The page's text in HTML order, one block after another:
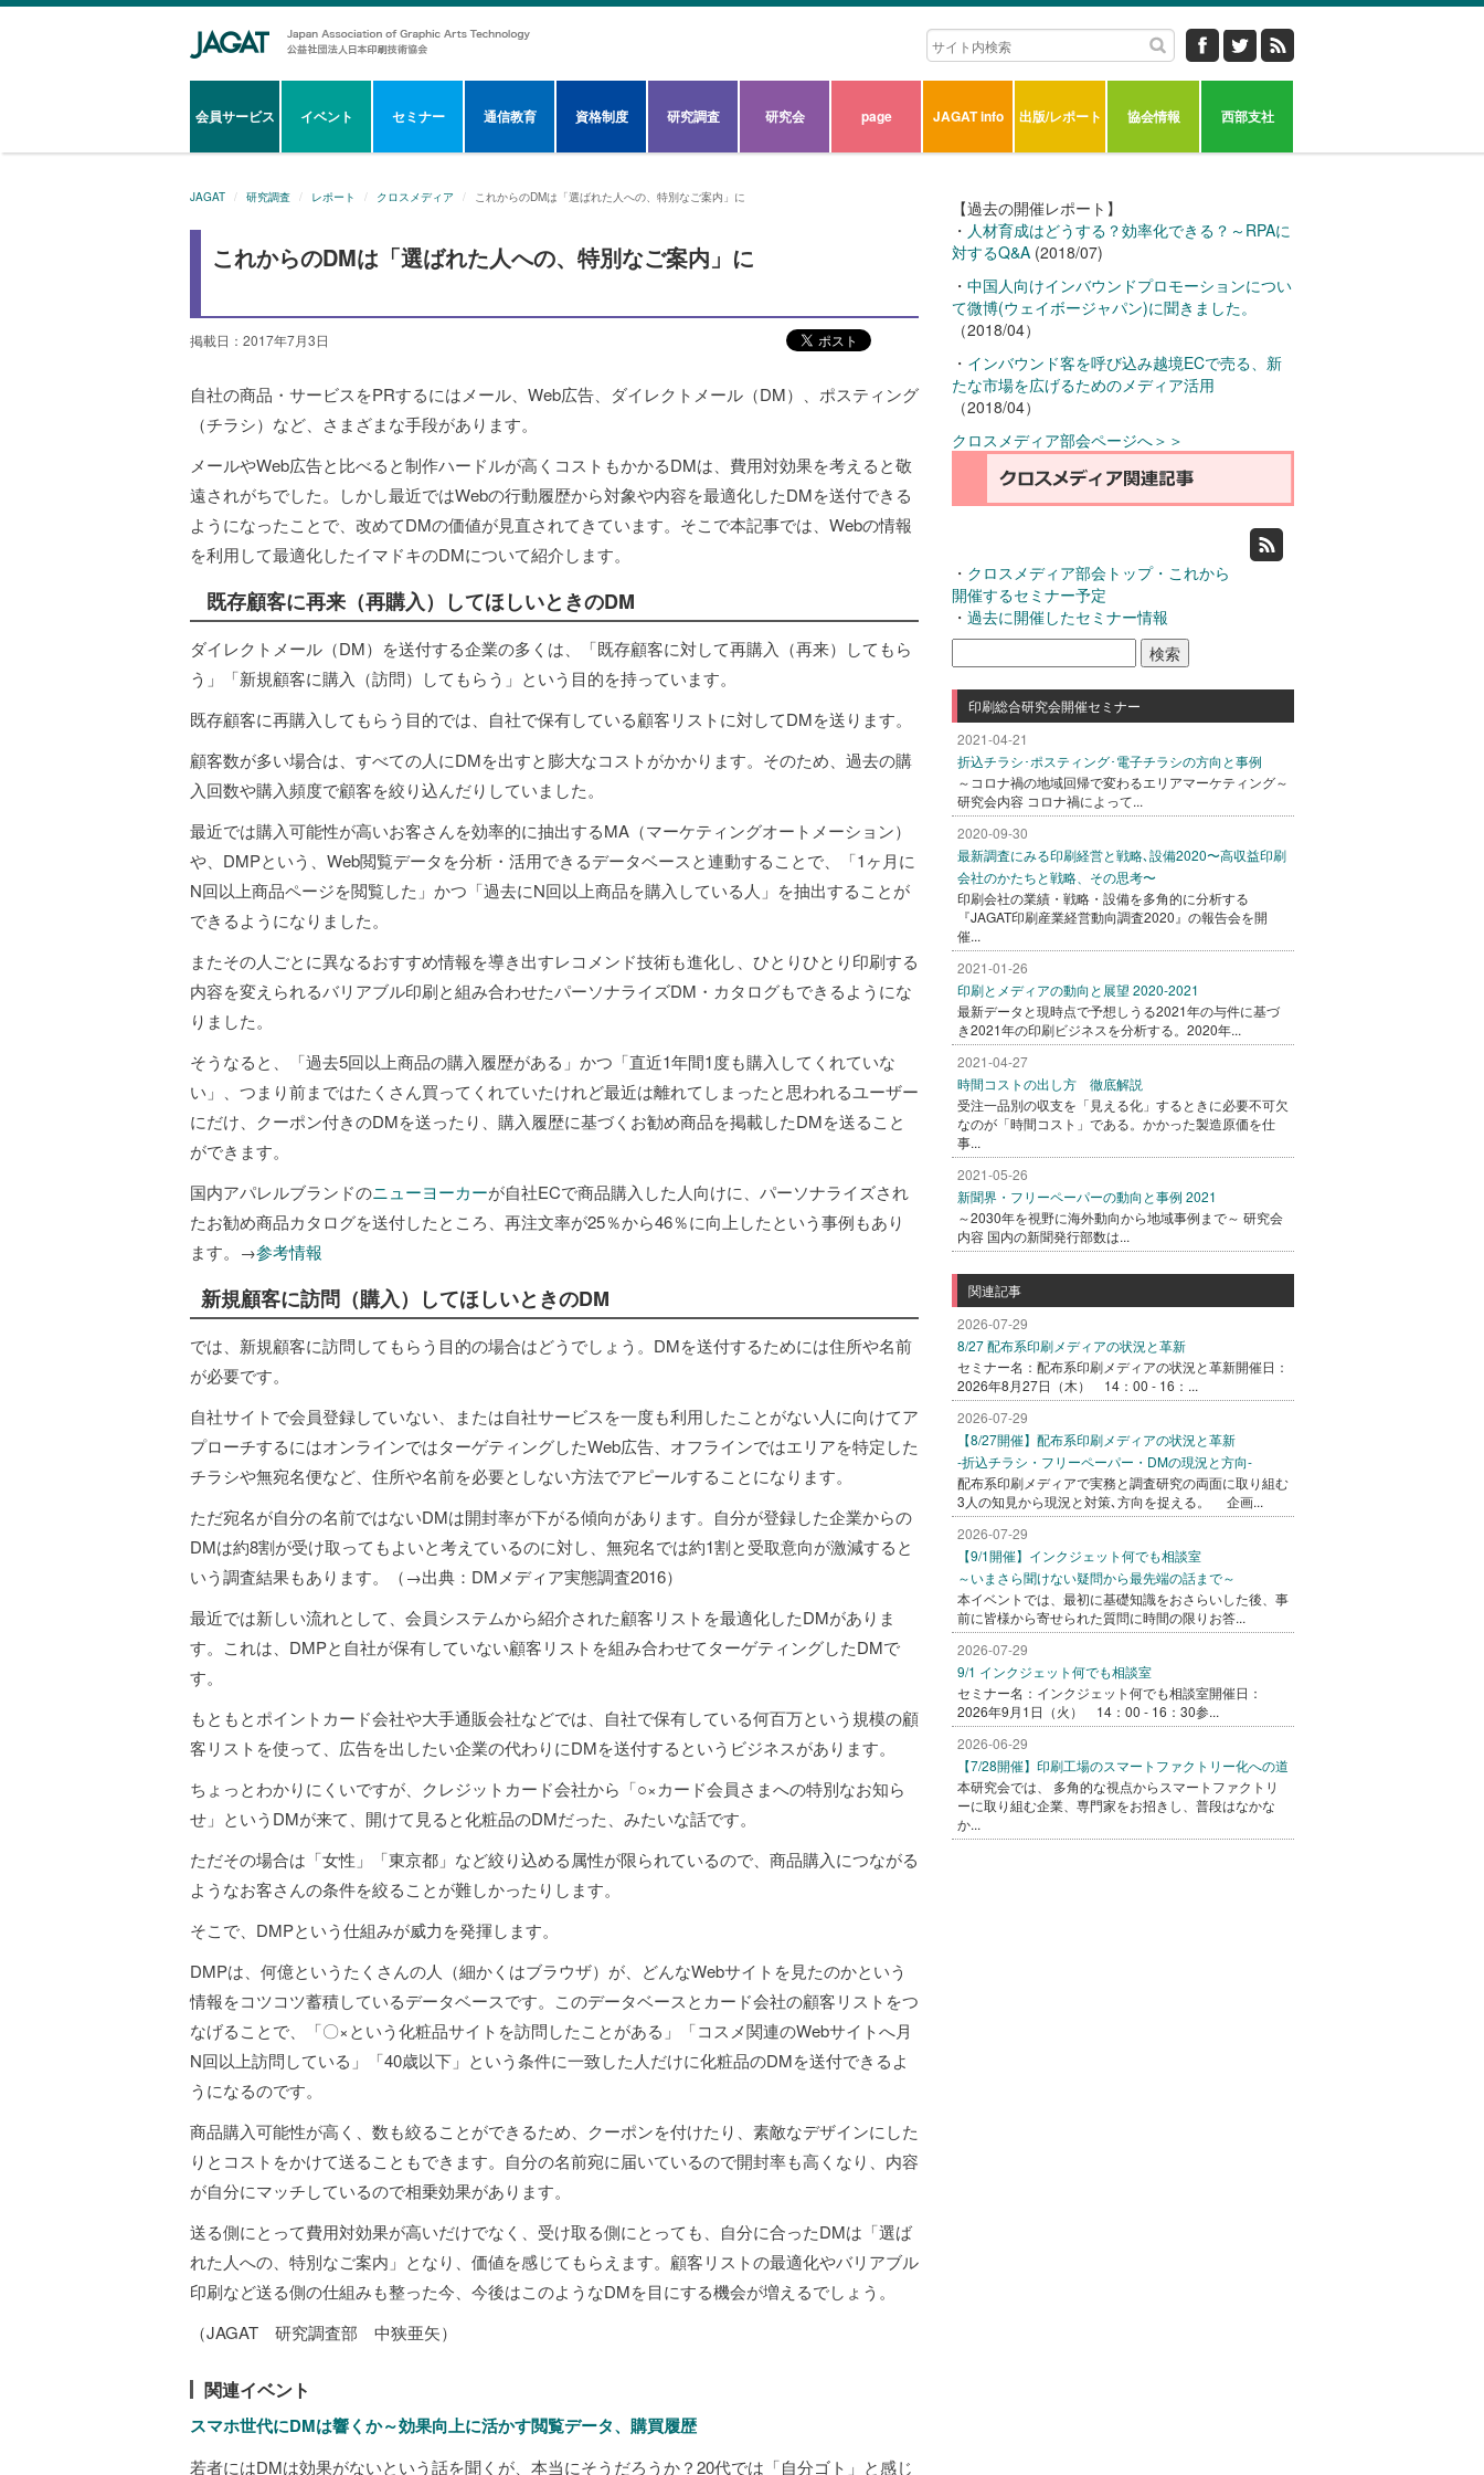
会員サービス イベント セミナー 通信教育 資格制度 研究調査 研究会 page JAGAT info 出版/レポート 協会情報 西部支社
JAGAT 研究調査 レポート クロスメディア これからのDMは「選ばれた人への、特別なご案内」に
これからのDMは「選ばれた人への、特別なご案内」に
掲載日：2017年7月3日
自社の商品・サービスをPRするにはメール、Web広告、ダイレクトメール（DM）、ポスティング
（チラシ）など、さまざまな手段があります。
メールやWeb広告と比べると制作ハードルが高くコストもかかるDMは、費用対効果を考えると敬
遠されがちでした。しかし最近ではWebの行動履歴から対象や内容を最適化したDMを送付できる
ようになったことで、改めてDMの価値が見直されてきています。そこで本記事では、Webの情報
を利用して最適化したイマドキのDMについて紹介します。
既存顧客に再来（再購入）してほしいときのDM
ダイレクトメール（DM）を送付する企業の多くは、「既存顧客に対して再購入（再来）してもら
う」「新規顧客に購入（訪問）してもらう」という目的を持っています。
既存顧客に再購入してもらう目的では、自社で保有している顧客リストに対してDMを送ります。
顧客数が多い場合は、すべての人にDMを出すと膨大なコストがかかります。そのため、過去の購
入回数や購入頻度で顧客を絞り込んだりしていました。
最近では購入可能性が高いお客さんを効率的に抽出するMA（マーケティングオートメーション）
や、DMPという、Web閲覧データを分析・活用できるデータベースと連動することで、「1ヶ月に
N回以上商品ページを閲覧した」かつ「過去にN回以上商品を購入している人」を抽出することが
できるようになりました。
またその人ごとに異なるおすすめ情報を導き出すレコメンド技術も進化し、ひとりひとり印刷する
内容を変えられるバリアブル印刷と組み合わせたパーソナライズDM・カタログもできるようにな
りました。
そうなると、「過去5回以上商品の購入履歴がある」かつ「直近1年間1度も購入してくれていな
い」、つまり前まではたくさん買ってくれていたけれど最近は離れてしまったと思われるユーザー
にだけ、クーポン付きのDMを送ったり、購入履歴に基づくお勧め商品を掲載したDMを送ること
ができます。
国内アパレルブランドのニューヨーカーが自社ECで商品購入した人向けに、パーソナライズされ
たお勧め商品カタログを送付したところ、再注文率が25％から46％に向上したという事例もあり
ます。→参考情報
新規顧客に訪問（購入）してほしいときのDM
では、新規顧客に訪問してもらう目的の場合はどうでしょう。DMを送付するためには住所や名前
が必要です。
自社サイトで会員登録していない、または自社サービスを一度も利用したことがない人に向けてア
プローチするにはオンラインではターゲティングしたWeb広告、オフラインではエリアを特定した
チラシや無宛名便など、住所や名前を必要としない方法でアピールすることになります。
ただ宛名が自分の名前ではないDMは開封率が下がる傾向があります。自分が登録した企業からの
DMは約8割が受け取ってもよいと考えているのに対し、無宛名では約1割と受取意向が激減すると
いう調査結果もあります。（→出典：DMメディア実態調査2016）
最近では新しい流れとして、会員システムから紹介された顧客リストを最適化したDMがありま
す。これは、DMPと自社が保有していない顧客リストを組み合わせてターゲティングしたDMで
す。
もともとポイントカード会社や大手通販会社などでは、自社で保有している何百万という規模の顧
客リストを使って、広告を出したい企業の代わりにDMを送付するというビジネスがあります。
ちょっとわかりにくいですが、クレジットカード会社から「○×カード会員さまへの特別なお知ら
せ」というDMが来て、開けて見ると化粧品のDMだった、みたいな話です。
ただその場合は「女性」「東京都」など絞り込める属性が限られているので、商品購入につながる
ようなお客さんの条件を絞ることが難しかったりします。
そこで、DMPという仕組みが威力を発揮します。
DMPは、何億というたくさんの人（細かくはブラウザ）が、どんなWebサイトを見たのかという
情報をコツコツ蓄積しているデータベースです。このデータベースとカード会社の顧客リストをつ
なげることで、「〇×という化粧品サイトを訪問したことがある」「コスメ関連のWebサイトへ月
N回以上訪問している」「40歳以下」という条件に一致した人だけに化粧品のDMを送付できるよ
うになるのです。
商品購入可能性が高く、数も絞ることができるため、クーポンを付けたり、素敵なデザインにした
りとコストをかけて送ることもできます。自分の名前宛に届いているので開封率も高くなり、内容
が自分にマッチしているので相乗効果があります。
送る側にとって費用対効果が高いだけでなく、受け取る側にとっても、自分に合ったDMは「選ば
れた人への、特別なご案内」となり、価値を感じてもらえます。顧客リストの最適化やバリアブル
印刷など送る側の仕組みも整った今、今後はこのようなDMを目にする機会が増えるでしょう。
（JAGAT 研究調査部 中狭亜矢）
関連イベント
スマホ世代にDMは響くか～効果向上に活かす閲覧データ、購買履歴
若者にはDMは効果がないという話を聞くが、本当にそうだろうか？20代では「自分ゴト」と感じ
【過去の開催レポート】
・ 人材育成はどうする？効率化できる？～RPAに
対するQ&A (2018/07)
・ 中国人向けインバウンドプロモーションについ
て微博(ウェイボージャパン)に聞きました。
（2018/04）
・ インバウンド客を呼び込み越境ECで売る、新
たな市場を広げるためのメディア活用
（2018/04）
クロスメディア部会ページへ＞＞
・ クロスメディア部会トップ・これから
開催するセミナー予定
・ 過去に開催したセミナー情報
索:
印刷総合研究会開催セミナー
2021-04-21
折込チラシ･ポスティング･電子チラシの方向と事例
～コロナ禍の地域回帰で変わるエリアマーケティング～
研究会内容 コロナ禍によって...
2020-09-30
最新調査にみる印刷経営と戦略､設備2020〜高収益印刷
会社のかたちと戦略、その思考〜
印刷会社の業績・戦略・設備を多角的に分析する
『JAGAT印刷産業経営動向調査2020』の報告会を開
催...
2021-01-26
印刷とメディアの動向と展望 2020-2021
最新データと現時点で予想しうる2021年の与件に基づ
き2021年の印刷ビジネスを分析する。2020年...
2021-04-27
時間コストの出し方 徹底解説
受注一品別の収支を「見える化」するときに必要不可欠
なのが「時間コスト」である。かかった製造原価を仕
事...
2021-05-26
新聞界・フリーペーパーの動向と事例 2021
～2030年を視野に海外動向から地域事例まで～ 研究会
内容 国内の新聞発行部数は...
関連記事
2026-07-29
8/27 配布系印刷メディアの状況と革新
セミナー名：配布系印刷メディアの状況と革新開催日：
2026年8月27日（木） 14：00 - 16：...
2026-07-29
【8/27開催】配布系印刷メディアの状況と革新
-折込チラシ・フリーペーパー・DMの現況と方向-
配布系印刷メディアで実務と調査研究の両面に取り組む
3人の知見から現況と対策､方向を捉える。 企画...
2026-07-29
【9/1開催】インクジェット何でも相談室
～いまさら聞けない疑問から最先端の話まで～
本イベントでは、最初に基礎知識をおさらいした後、事
前に皆様から寄せられた質問に時間の限りお答...
2026-07-29
9/1 インクジェット何でも相談室
セミナー名：インクジェット何でも相談室開催日：
2026年9月1日（火） 14：00 - 16：30参...
2026-06-29
【7/28開催】印刷工場のスマートファクトリー化への道
本研究会では、 多角的な視点からスマートファクトリ
ーに取り組む企業、専門家をお招きし、普段はなかな
か...